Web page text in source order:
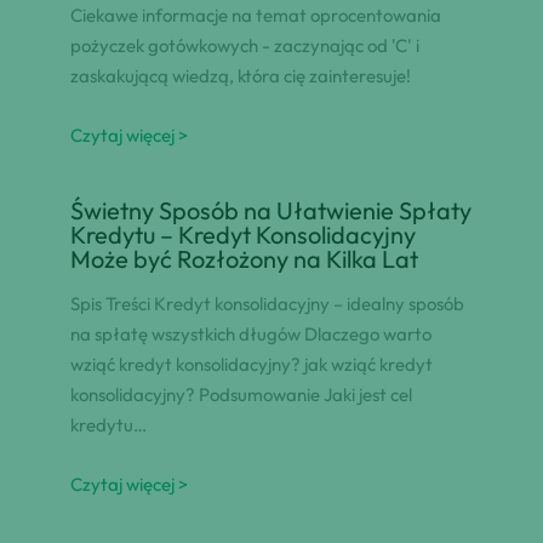
Ciekawe informacje na temat oprocentowania
pożyczek gotówkowych - zaczynając od 'C' i
zaskakującą wiedzą, która cię zainteresuje!
Czytaj więcej >
Świetny Sposób na Ułatwienie Spłaty
Kredytu – Kredyt Konsolidacyjny
Może być Rozłożony na Kilka Lat
Spis Treści Kredyt konsolidacyjny – idealny sposób
na spłatę wszystkich długów Dlaczego warto
wziąć kredyt konsolidacyjny? jak wziąć kredyt
konsolidacyjny? Podsumowanie Jaki jest cel
kredytu…
Czytaj więcej >